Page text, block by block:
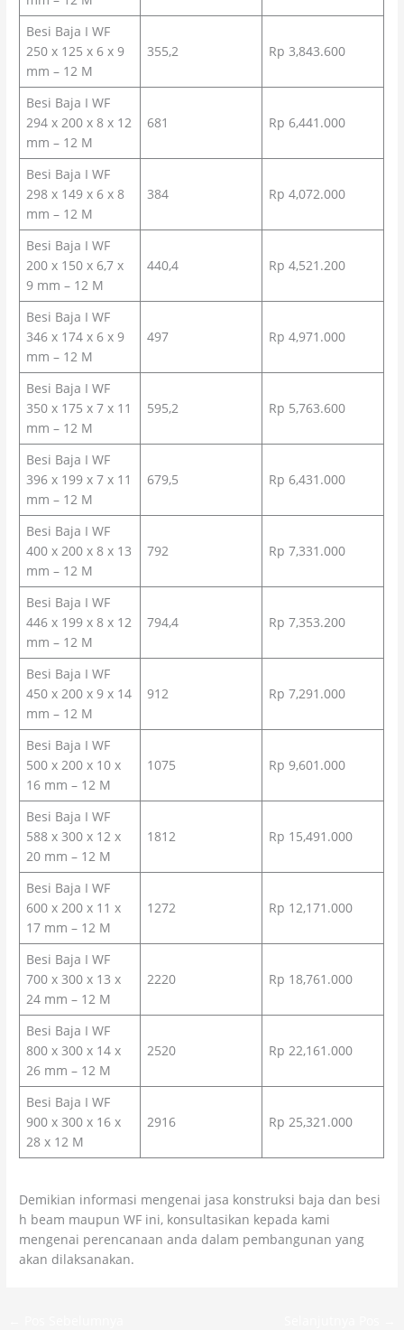
Besi Baja I WF
250 x 125 x 6 x 9
mm – 12 M
355,2 Rp 3,843.600
Besi Baja I WF
294 x 200 x 8 x 12
mm – 12 M
681 Rp 6,441.000
Besi Baja I WF
298 x 149 x 6 x 8
mm – 12 M
384 Rp 4,072.000
Besi Baja I WF
200 x 150 x 6,7 x
9 mm – 12 M
440,4 Rp 4,521.200
Besi Baja I WF
346 x 174 x 6 x 9
mm – 12 M
497 Rp 4,971.000
Besi Baja I WF
350 x 175 x 7 x 11
mm – 12 M
595,2 Rp 5,763.600
Besi Baja I WF
396 x 199 x 7 x 11
mm – 12 M
679,5 Rp 6,431.000
Besi Baja I WF
400 x 200 x 8 x 13
mm – 12 M
792 Rp 7,331.000
Besi Baja I WF
446 x 199 x 8 x 12
mm – 12 M
794,4 Rp 7,353.200
Besi Baja I WF
450 x 200 x 9 x 14
mm – 12 M
912 Rp 7,291.000
Besi Baja I WF
500 x 200 x 10 x
16 mm – 12 M
1075 Rp 9,601.000
Besi Baja I WF
588 x 300 x 12 x
20 mm – 12 M
1812 Rp 15,491.000
Besi Baja I WF
600 x 200 x 11 x
17 mm – 12 M
1272 Rp 12,171.000
Besi Baja I WF
700 x 300 x 13 x
24 mm – 12 M
2220 Rp 18,761.000
Besi Baja I WF
800 x 300 x 14 x
26 mm – 12 M
2520 Rp 22,161.000
Besi Baja I WF
900 x 300 x 16 x
28 x 12 M
2916 Rp 25,321.000
Demikian informasi mengenai jasa konstruksi baja dan besi
h beam maupun WF ini, konsultasikan kepada kami
mengenai perencanaan anda dalam pembangunan yang
akan dilaksanakan.